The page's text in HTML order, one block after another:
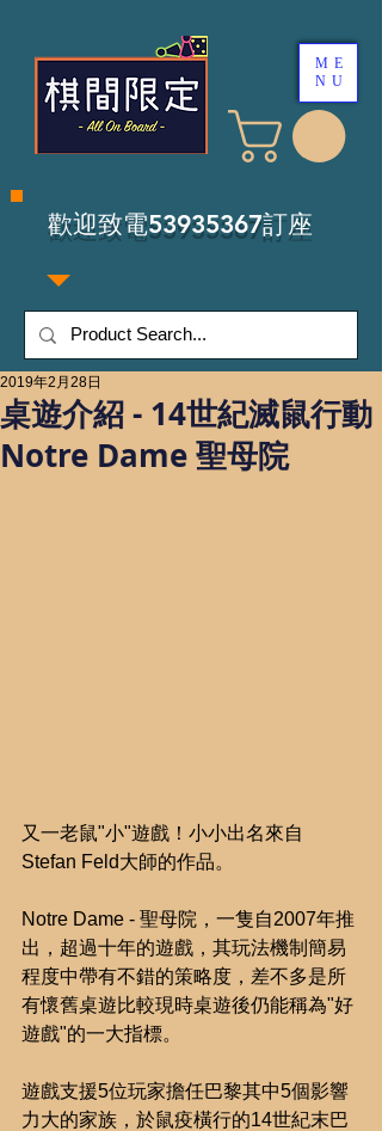
​歡迎致電53935367訂座
ME
NU
桌遊介紹 - 14世紀滅鼠行動
Notre Dame 聖母院
2019年2月28日
又一老鼠"小"遊戲！小小出名來自
Stefan Feld大師的作品。
Notre Dame - 聖母院，一隻自2007年推
出，超過十年的遊戲，其玩法機制簡易
程度中帶有不錯的策略度，差不多是所
有懷舊桌遊比較現時桌遊後仍能稱為"好
遊戲"的一大指標。
遊戲支援5位玩家擔任巴黎其中5個影響
力大的家族，於鼠疫橫行的14世紀末巴